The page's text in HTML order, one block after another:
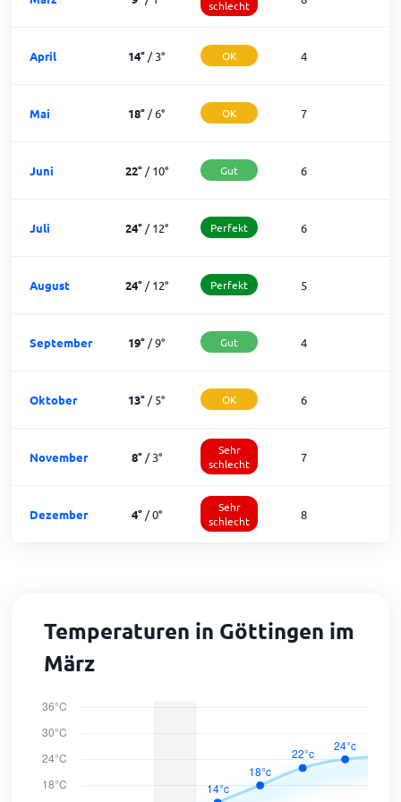
schlecht
April 14° /3° OK 4
Mai 18° /6° OK 7
Juni 22°/10° Gut 6
Juli 24°/12° Perfekt 6
August 24°/12° Perfekt 5
September 19° /9° Gut 4
Oktober 13° /5° OK 6
November 8°/3°
Sehr
schlecht
7
Dezember 4°/0°
Sehr
schlecht
8
Temperaturen in Göttingen im
März